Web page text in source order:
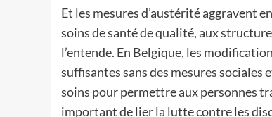
Et les mesures d’austérité aggravent
soins de santé de qualité, aux
l’entende. En Belgique, les
suffisantes sans des mesures
soins pour permettre aux personnes
important de lier la lutte contre les